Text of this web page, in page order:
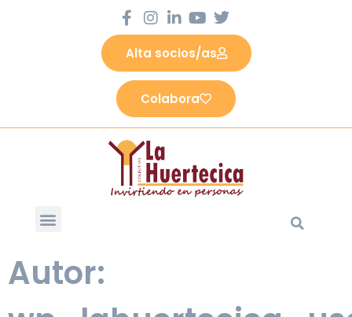
Alta socios/as
Colabora
Autor: